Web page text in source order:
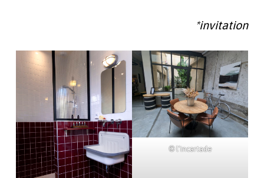
*invitation
© l’incartade